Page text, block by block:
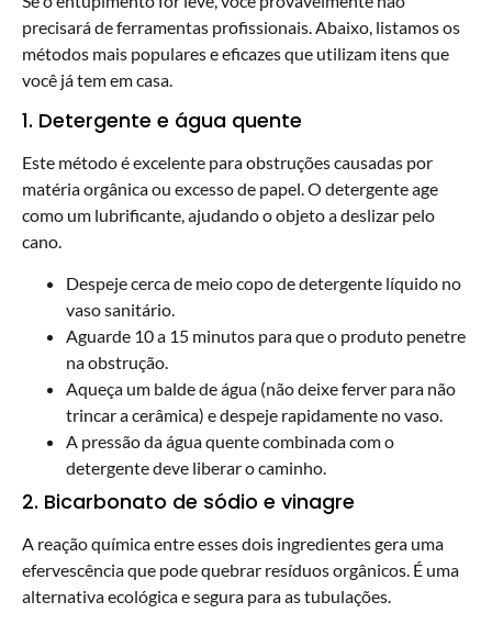
precisará de ferramentas profissionais. Abaixo, listamos os
métodos mais populares e eficazes que utilizam itens que
você já tem em casa.
1. Detergente e água quente
Este método é excelente para obstruções causadas por
matéria orgânica ou excesso de papel. O detergente age
como um lubrificante, ajudando o objeto a deslizar pelo
cano.
Despeje cerca de meio copo de detergente líquido no
vaso sanitário.
Aguarde 10 a 15 minutos para que o produto penetre
na obstrução.
Aqueça um balde de água (não deixe ferver para não
trincar a cerâmica) e despeje rapidamente no vaso.
A pressão da água quente combinada com o
detergente deve liberar o caminho.
2. Bicarbonato de sódio e vinagre
A reação química entre esses dois ingredientes gera uma
efervescência que pode quebrar resíduos orgânicos. É uma
alternativa ecológica e segura para as tubulações.